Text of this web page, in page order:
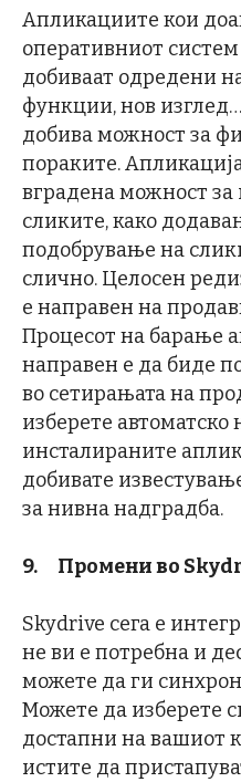
Апликациите кои
оперативниот
добиваат одредени
функции, нов
добива можност за
пораките.
вградена можност
сликите, како
подобрување на
слично. Целосен
е направен на
Процесот на барање
направен е да биде
во сетирањата на
изберете
инсталираните
добивате
за нивна надградба.
9. Промени во
Skydrive сега е
не ви е потребна и
можете да ги
Можете да изберете
достапни на вашиот
истите да